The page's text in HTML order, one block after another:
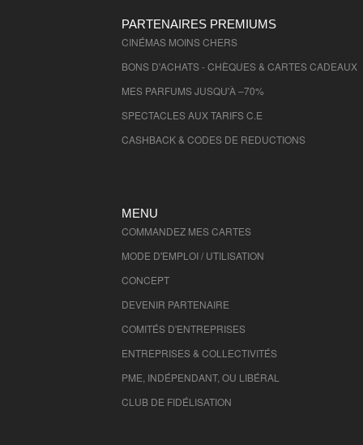
PARTENAIRES PREMIUMS
CINÉMAS MOINS CHERS
BONS D'ACHATS - CHÈQUES & CARTES CADEAUX
MES PARFUMS JUSQU'À –70%
SPECTACLES AUX TARIFS C.E
CASHBACK & CODES DE REDUCTIONS
MENU
COMMANDEZ MES CARTES
MODE D'EMPLOI / UTILISATION
CONCEPT
DEVENIR PARTENAIRE
COMITÉS D'ENTREPRISES
ENTREPRISES & COLLECTIVITÉS
PME, INDÉPENDANT, OU LIBÉRAL
CLUB DE FIDÉLISATION